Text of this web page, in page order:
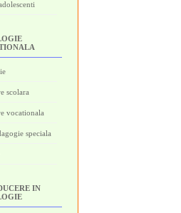
scolara
vocationala
speciala
IN